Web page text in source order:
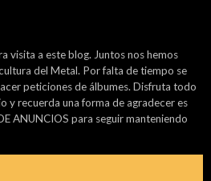
visita a este blog. Juntos nos hemos
del Metal. Por falta de tiempo se
peticiones de álbumes. Disfruta todo
y recuerda una forma de agradecer es
ANUNCIOS para seguir manteniendo